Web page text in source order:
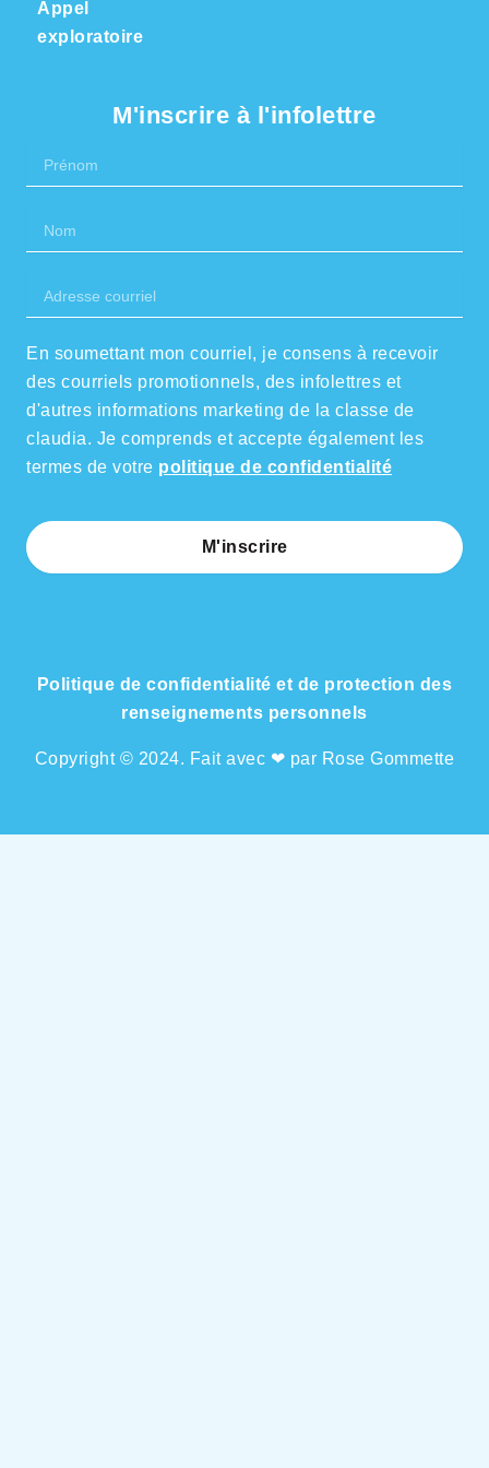
Appel
exploratoire
M'inscrire à l'infolettre
courriel
En soumettant mon courriel, je consens à recevoir
des courriels promotionnels, des infolettres et
d'autres informations marketing de la classe de
claudia. Je comprends et accepte également les
termes de votre politique de confidentialité
M'inscrire
Politique de confidentialité et de protection des
renseignements personnels
Copyright © 2024. Fait avec ❤ par Rose Gommette